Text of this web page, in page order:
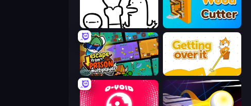
I Don't Even Know Wood Cutter - Saw
Escape From Prison Multiplayer Getting Over It